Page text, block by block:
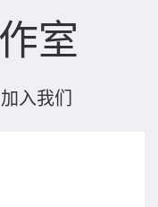
室
加入我们